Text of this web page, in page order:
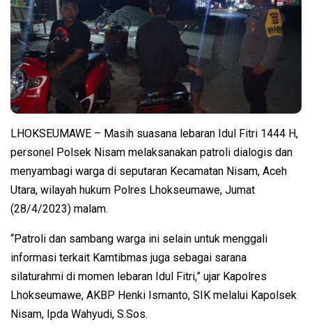
LHOKSEUMAWE – Masih suasana lebaran Idul Fitri 1444 H,
personel Polsek Nisam melaksanakan patroli dialogis dan
menyambagi warga di seputaran Kecamatan Nisam, Aceh
Utara, wilayah hukum Polres Lhokseumawe, Jumat
(28/4/2023) malam.
“Patroli dan sambang warga ini selain untuk menggali
informasi terkait Kamtibmas juga sebagai sarana
silaturahmi di momen lebaran Idul Fitri,” ujar Kapolres
Lhokseumawe, AKBP Henki Ismanto, SIK melalui Kapolsek
Nisam, Ipda Wahyudi, S.Sos.